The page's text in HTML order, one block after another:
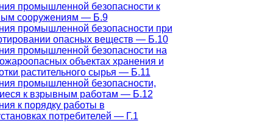
промышленной безопасности к
сооружениям — Б.9
промышленной безопасности при
опасных веществ — Б.10
промышленной безопасности на
объектах хранения и
растительного сырья — Б.11
промышленной безопасности,
к взрывным работам — Б.12
к порядку работы в
потребителей — Г.1